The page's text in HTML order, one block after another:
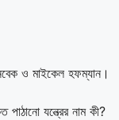
ও মাইকেল হফম্যান।
পাঠানো যন্ত্রের নাম কী?